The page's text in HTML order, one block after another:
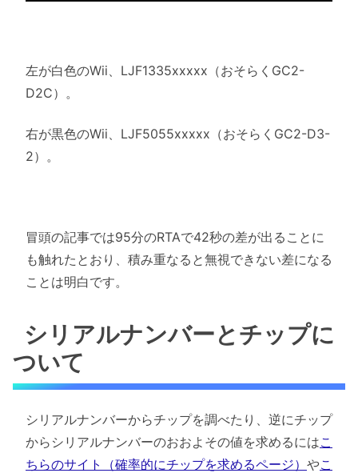
左が白色のWii、LJF1335xxxxx（おそらくGC2-
D2C）。
右が黒色のWii、LJF5055xxxxx（おそらくGC2-D3-
2）。
冒頭の記事では95分のRTAで42秒の差が出ることに
も触れたとおり、積み重なると無視できない差になる
ことは明白です。
シリアルナンバーとチップに
ついて
シリアルナンバーからチップを調べたり、逆にチップ
からシリアルナンバーのおおよその値を求めるにはこ
ちらのサイト（確率的にチップを求めるページ） やこ